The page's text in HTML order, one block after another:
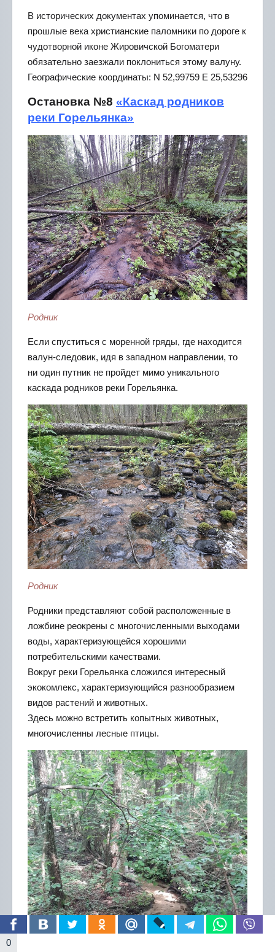
0
В исторических документах упоминается, что в
прошлые века христианские паломники по дороге к
чудотворной иконе Жировичской Богоматери
обязательно заезжали поклониться этому валуну.
Географические координаты: N 52,99759 E 25,53296
Остановка №8 «Каскад родников
реки Горельянка»
Родник
Если спуститься с моренной гряды, где находится
валун-следовик, идя в западном направлении, то
ни один путник не пройдет мимо уникального
каскада родников реки Горельянка.
Родник
Родники представляют собой расположенные в
ложбине реокрены с многочисленными выходами
воды, характеризующейся хорошими
потребительскими качествами.
Вокруг реки Горельянка сложился интересный
экокомлекс, характеризующийся разнообразием
видов растений и животных.
Здесь можно встретить копытных животных,
многочисленны лесные птицы.